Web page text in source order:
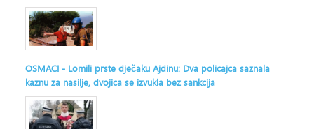
OSMACI - Lomili prste dječaku Ajdinu: Dva policajca saznala
kaznu za nasilje, dvojica se izvukla bez sankcija